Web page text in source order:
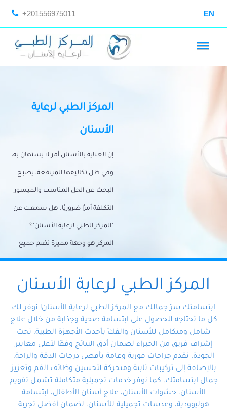
+201556975011 EN
المركز الطبي لرعاية
الأسنان
إن العناية بالأسنان أمر لا يستهان به،
وفي ظل تكاليفها المرتفعة، يصبح
البحث عن الحل المناسب والميسور
التكلفة أمرًا ضروريًا. هل سمعت عن
"المركز الطبي لرعاية الأسنان"؟
المركز هو وجهةً مميزة تضم جميع
احتياجات الأسنان تحت سقف واحد،
وتضمن لك حلاً شاملًا لجميع
المتخصص ذوي الخبرة، ستجد نفسك
في أيد أمينة تلبي احتياجاتك بكل
احترافية ودقة.
المركز الطبي لرعاية الأسنان
ابتسامتك سرّ جمالك مع المركز الطبي لرعاية الأسنان! نوفر لك
كل ما تحتاجه للحصول على ابتسامة صحية وجذابة من خلال علاج
شامل ومتكامل للأسنان والفكّ بأحدث الأجهزة الطبية، تحت
إشراف فريق من الخبراء لضمان أدق النتائج وفقًا لأعلى معايير
الجودة. نقدم جراحات فورية وعامة بأقصى درجات الدقة والراحة،
بالإضافة إلى تركيبات ثابتة ومتحركة لتحسين وظائف الفم وتعزيز
جمال ابتسامتك. كما نوفر خدمات تجميلية متكاملة تشمل تقويم
الأسنان، حشوات الأسنان، علاج أسنان الأطفال، ابتسامة
هوليوودية، وعدسات تجميلية للأسنان، لضمان أفضل تجربة